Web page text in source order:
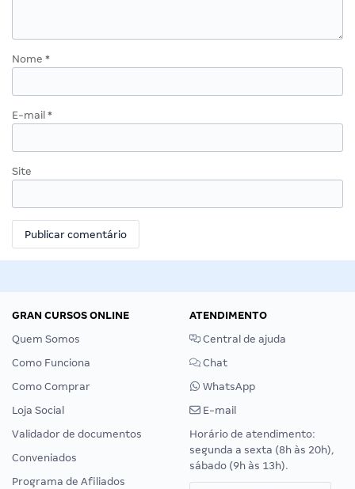
Nome *
E-mail *
Site
GRAN CURSOS ONLINE
Quem Somos
Como Funciona
Como Comprar
Loja Social
Validador de documentos
Conveniados
Programa de Afiliados
ATENDIMENTO
Central de ajuda
Chat
WhatsApp
E-mail
Horário de atendimento:
segunda a sexta (8h às 20h),
sábado (9h às 13h).